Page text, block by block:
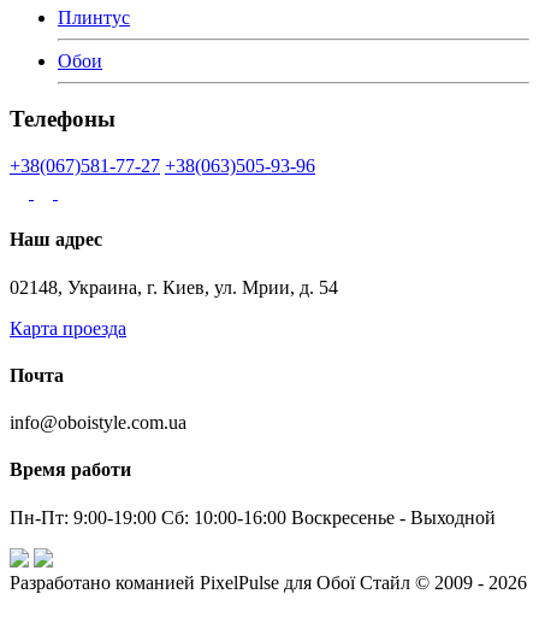
Плинтус
Обои
Телефоны
+38(067)581-77-27 +38(063)505-93-96
Наш адрес
02148, Украина, г. Киев, ул. Мрии, д. 54
Карта проезда
Почта
info@oboistyle.com.ua
Время работи
Пн-Пт: 9:00-19:00 Сб: 10:00-16:00 Воскресенье - Выходной
Разработано команией PixelPulse для Обої Стайл © 2009 - 2026